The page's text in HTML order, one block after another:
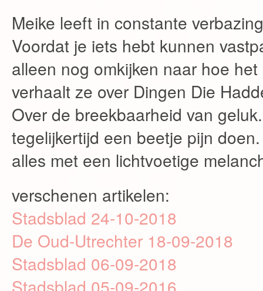
Meike leeft in constante
Voordat je iets hebt kunnen
alleen nog omkijken naar hoe
verhaalt ze over Dingen Die
Over de breekbaarheid van
tegelijkertijd een beetje pijn
alles met een lichtvoetige
verschenen artikelen:
Stadsblad 24-10-2018
De Oud-Utrechter 18-09-2018
Stadsblad 06-09-2018
Stadsblad 05-09-2016